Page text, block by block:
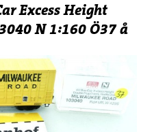
Excess Height
N 1:160 Ö37 å